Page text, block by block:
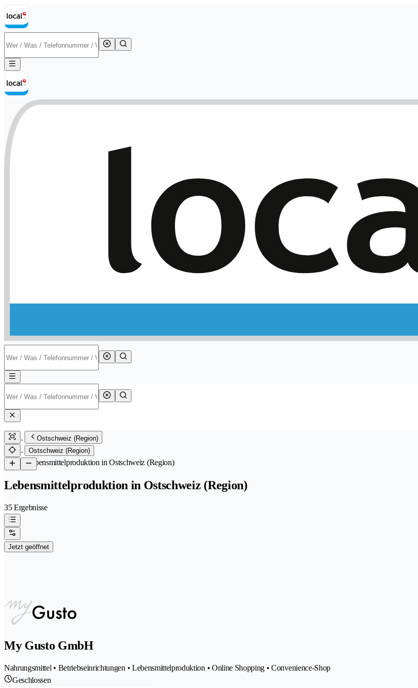
Ostschweiz (Region)
Ostschweiz (Region)
/Lebensmittelproduktion in Ostschweiz (Region)
Lebensmittelproduktion in Ostschweiz (Region)
35 Ergebnisse
Jetzt geöffnet
My Gusto GmbH
Nahrungsmittel • Betriebseinrichtungen • Lebensmittelproduktion • Online Shopping • Convenience-Shop
Geschlossen